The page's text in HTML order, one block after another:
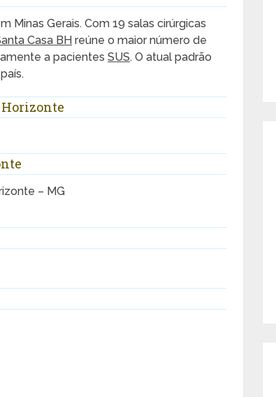
Minas Gerais. Com 19 salas cirúrgicas
Casa BH reúne o maior número de
a pacientesSUS. O atual padrão
Horizonte
– MG